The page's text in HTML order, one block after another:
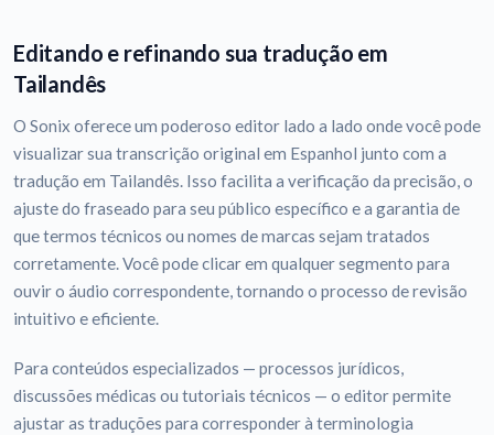
Editando e refinando sua tradução em
Tailandês
O Sonix oferece um poderoso editor lado a lado onde você pode
visualizar sua transcrição original em Espanhol junto com a
tradução em Tailandês. Isso facilita a verificação da precisão, o
ajuste do fraseado para seu público específico e a garantia de
que termos técnicos ou nomes de marcas sejam tratados
corretamente. Você pode clicar em qualquer segmento para
ouvir o áudio correspondente, tornando o processo de revisão
intuitivo e eficiente.
Para conteúdos especializados — processos jurídicos,
discussões médicas ou tutoriais técnicos — o editor permite
ajustar as traduções para corresponder à terminologia